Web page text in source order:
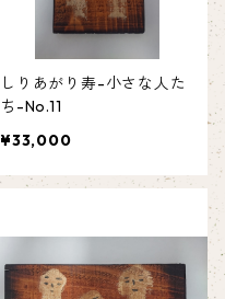
しりあがり寿-小さな人た
ち-No.11
¥33,000